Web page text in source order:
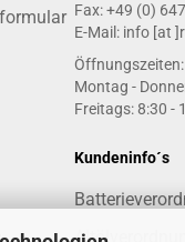
Fax: +49 (0)
E-Mail: info [at
Öffnungszeiten:
Montag -
Freitags: 8:30 -
Kundeninfo´s